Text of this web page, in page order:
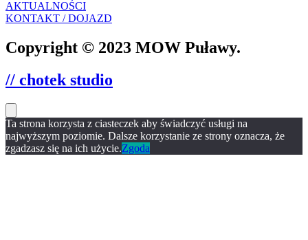
AKTUALNOŚCI
KONTAKT / DOJAZD
Copyright © 2023 MOW Puławy.
// chotek studio
Ta strona korzysta z ciasteczek aby świadczyć usługi na
najwyższym poziomie. Dalsze korzystanie ze strony oznacza, że
zgadzasz się na ich użycie.Zgoda